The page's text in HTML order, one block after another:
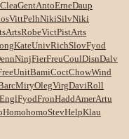
CleaGentAntoErneDaup
VittPelhNikiSilvNiki
ArtsRobeVictPistArts
KateUnivRichSlovFyod
NinjFierFreuCoulDisnDalv
UnitBamiCoctChowWind
MiryOlegVirgDaviRoll
EnglFyodFronHaddAmerArtu
HomohomoStevHelpKlau